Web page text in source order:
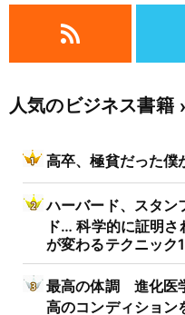
人気のビジネス書籍
高卒、極貧だった僕
ハーバード、スタン
ド… 科学的に証明さ
が変わるテクニック
最高の体調 進化医
高のコンディション